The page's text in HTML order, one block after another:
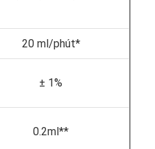
20 ml/phút*
± 1%
0.2ml**